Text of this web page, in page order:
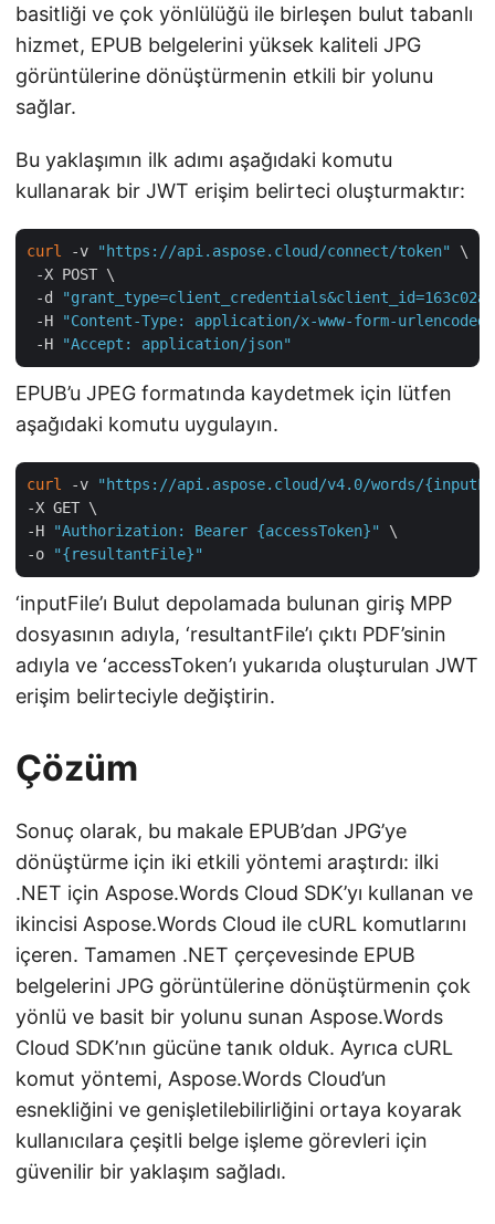
basitliği ve çok yönlülüğü ile birleşen bulut tabanlı
hizmet, EPUB belgelerini yüksek kaliteli JPG
görüntülerine dönüştürmenin etkili bir yolunu
sağlar.
Bu yaklaşımın ilk adımı aşağıdaki komutu
kullanarak bir JWT erişim belirteci oluşturmaktır:
curl -v "https://api.aspose.cloud/connect/token"
\
-X POST \
-d
-H
"Content-Type: application/x-www-form-urlencoded"
-H
"Accept: application/json"
EPUB’u JPEG formatında kaydetmek için lütfen
aşağıdaki komutu uygulayın.
curl -v
"https://api.aspose.cloud/v4.0/words/
-X GET \
-H
"Authorization: Bearer {accessToken}"
\
-o
"{resultantFile}"
‘inputFile’ı Bulut depolamada bulunan giriş MPP
dosyasının adıyla, ‘resultantFile’ı çıktı PDF’sinin
adıyla ve ‘accessToken’ı yukarıda oluşturulan JWT
erişim belirteciyle değiştirin.
Çözüm
Sonuç olarak, bu makale EPUB’dan JPG’ye
dönüştürme için iki etkili yöntemi araştırdı: ilki
.NET için Aspose.Words Cloud SDK’yı kullanan ve
ikincisi Aspose.Words Cloud ile cURL komutlarını
içeren. Tamamen .NET çerçevesinde EPUB
belgelerini JPG görüntülerine dönüştürmenin çok
yönlü ve basit bir yolunu sunan Aspose.Words
Cloud SDK’nın gücüne tanık olduk. Ayrıca cURL
komut yöntemi, Aspose.Words Cloud’un
esnekliğini ve genişletilebilirliğini ortaya koyarak
kullanıcılara çeşitli belge işleme görevleri için
güvenilir bir yaklaşım sağladı.